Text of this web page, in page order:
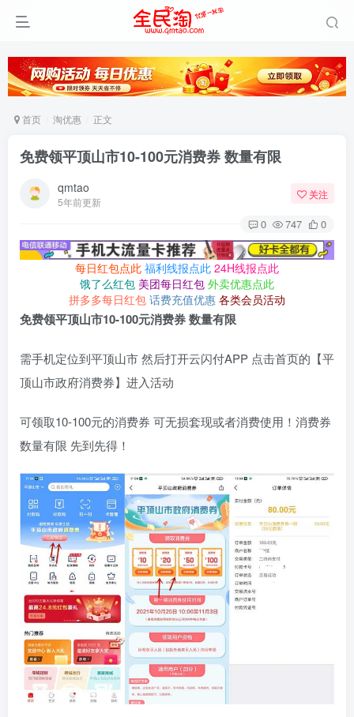
首页 淘优惠 正文
免费领平顶山市10-100元消费券 数量有限
qmtao
5年前更新
关注
0 747 0
每日红包点此 福利线报点此 24H线报点此
饿了么红包 美团每日红包 外卖优惠点此
拼多多每日红包 话费充值优惠 各类会员活动
免费领平顶山市10-100元消费券 数量有限
需手机定位到平顶山市 然后打开云闪付APP 点击首页的【平
顶山市政府消费券】进入活动
可领取10-100元的消费券 可无损套现或者消费使用！消费券
数量有限 先到先得！